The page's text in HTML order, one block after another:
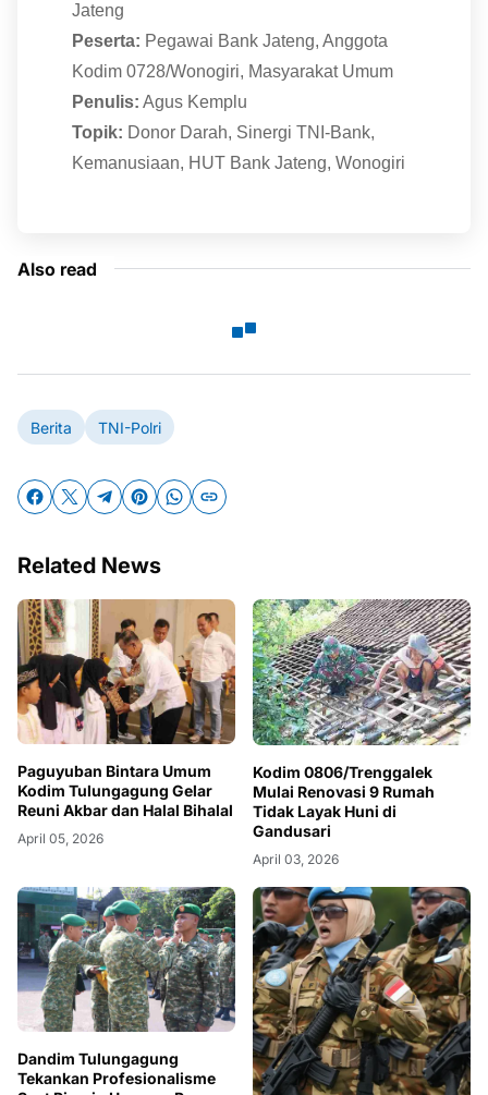
Jateng
Peserta: Pegawai Bank Jateng, Anggota
Kodim 0728/Wonogiri, Masyarakat Umum
Penulis: Agus Kemplu
Topik: Donor Darah, Sinergi TNI-Bank,
Kemanusiaan, HUT Bank Jateng, Wonogiri
Also read
Berita TNI-Polri
Related News
Paguyuban Bintara Umum
Kodim Tulungagung Gelar
Reuni Akbar dan Halal Bihalal
April 05, 2026
Kodim 0806/Trenggalek
Mulai Renovasi 9 Rumah
Tidak Layak Huni di
Gandusari
April 03, 2026
Dandim Tulungagung
Tekankan Profesionalisme